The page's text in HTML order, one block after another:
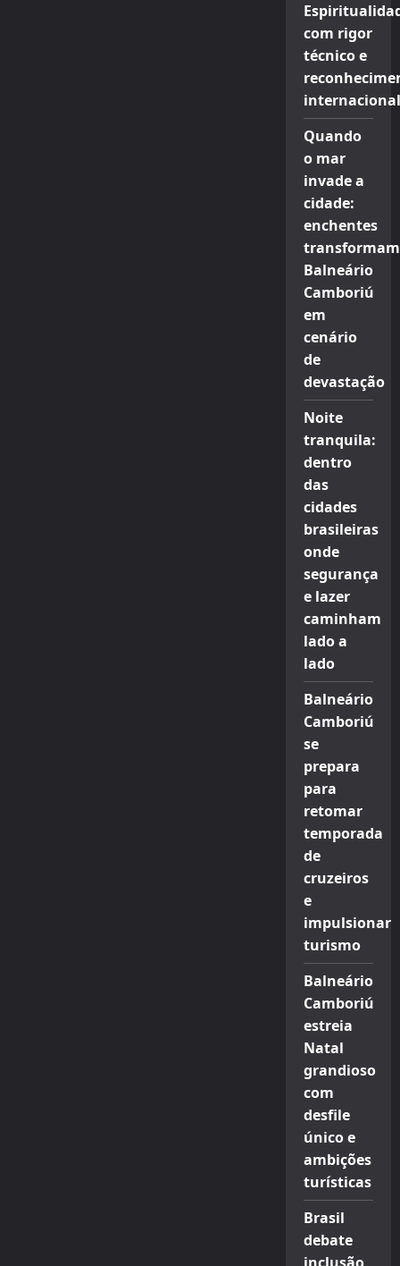
com rigor
técnico e
internacional
Quando
o mar
invade a
cidade:
enchentes
transformam
Balneário
Camboriú
em
cenário
de
devastação
Noite
tranquila:
dentro
das
cidades
brasileiras
onde
segurança
e lazer
caminham
lado a
lado
Balneário
Camboriú
se
prepara
para
retomar
temporada
de
cruzeiros
e
impulsionar
turismo
Balneário
Camboriú
estreia
Natal
grandioso
com
desfile
único e
ambições
turísticas
Brasil
debate